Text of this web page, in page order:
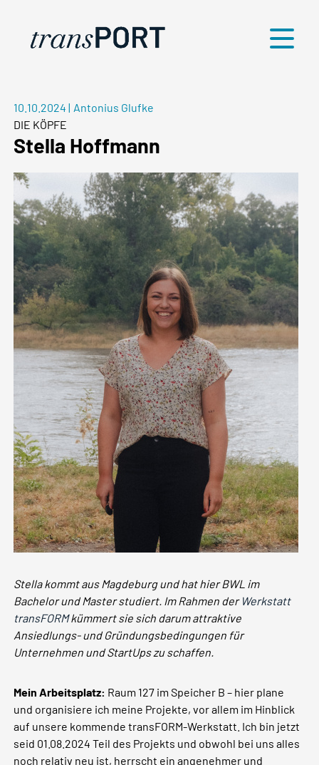
Menü
10.10.2024 | Antonius Glufke
DIE KÖPFE
Stella Hoffmann
Stella kommt aus Magdeburg und hat hier BWL im
Bachelor und Master studiert. Im Rahmen der Werkstatt
transFORMkümmert sie sich darum attraktive
Ansiedlungs- und Gründungsbedingungen für
Unternehmen und StartUps zu schaffen.
Mein Arbeitsplatz: Raum 127 im Speicher B – hier plane
und organisiere ich meine Projekte, vor allem im Hinblick
auf unsere kommende transFORM-Werkstatt. Ich bin jetzt
seid 01.08.2024 Teil des Projekts und obwohl bei uns alles
noch relativ neu ist, herrscht ein angenehmer und